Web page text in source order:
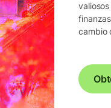
cambio